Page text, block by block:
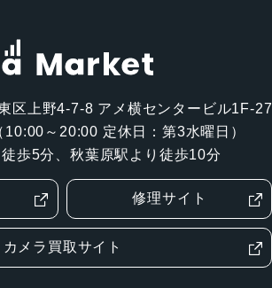
区上野4-7-8 アメ横センタービル1F-27
～20:00 定休日：第3水曜日）
徒歩5分、秋葉原駅より徒歩10分
修理サイト
カメラ買取サイト